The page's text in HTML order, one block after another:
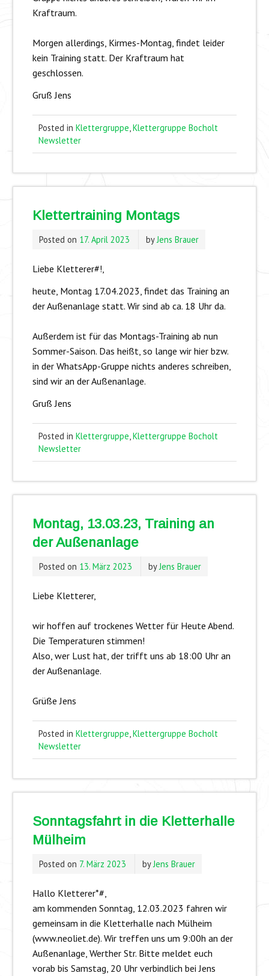
Kraftraum.
Morgen allerdings, Kirmes-Montag, findet leider
kein Training statt. Der Kraftraum hat
geschlossen.
Gruß Jens
Posted in Klettergruppe Klettergruppe Bocholt
Newsletter
Klettertraining Montags
Posted on 17. April 2023 byJens Brauer
Liebe Kletterer#!,
heute, Montag 17.04.2023, findet das Training an
der Außenanlage statt. Wir sind ab ca. 18 Uhr da.
Außerdem ist für das Montags-Training ab nun
Sommer-Saison. Das heißt, so lange wir hier bzw.
in der WhatsApp-Gruppe nichts anderes schreiben,
sind wir an der Außenanlage.
Gruß Jens
Posted in Klettergruppe Klettergruppe Bocholt
Newsletter
Montag, 13.03.23, Training an
der Außenanlage
Posted on 13. März 2023 byJens Brauer
Liebe Kletterer,
wir hoffen auf trockenes Wetter für Heute Abend.
Die Temperaturen stimmen!
Also, wer Lust hat, der trifft uns ab 18:00 Uhr an
der Außenanlage.
Grüße Jens
Posted in Klettergruppe Klettergruppe Bocholt
Newsletter
Sonntagsfahrt in die Kletterhalle
Mülheim
Posted on 7. März 2023 byJens Brauer
Hallo Kletterer*#,
am kommenden Sonntag, 12.03.2023 fahren wir
gemeinsam in die Kletterhalle nach Mülheim
(www.neoliet.de). Wir treffen uns um 9:00h an der
Außenanlage, Werther Str. Bitte meldet euch
vorab bis Samstag, 20 Uhr verbindlich bei Jens